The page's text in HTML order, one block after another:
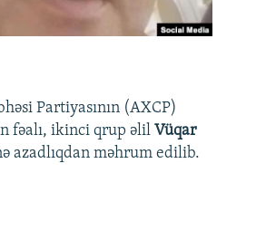
Partiyasının (AXCP)
fəalı, ikinci qrup əlil Vüqar
azadlıqdan məhrum edilib.